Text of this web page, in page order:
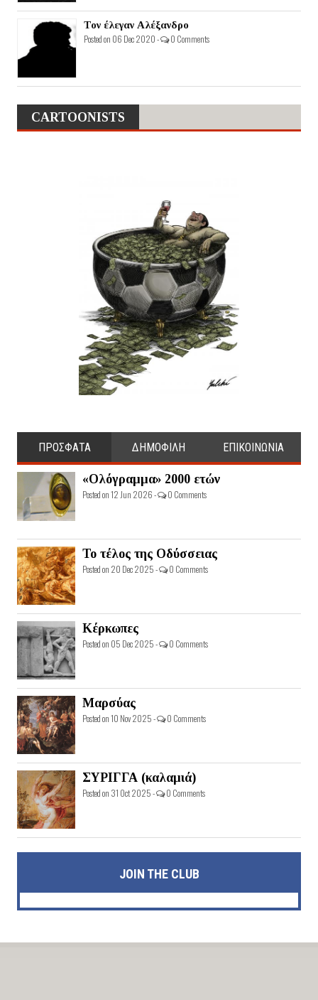
Τον έλεγαν Αλέξανδρο
Posted on 06 Dec 2020 - 0 Comments
CARTOONISTS
ΠΡΟΣΦΑΤΑ ΔΗΜΟΦΙΛΗ ΕΠΙΚΟΙΝΩΝΙΑ
«Ολόγραμμα» 2000 ετών
Posted on 12 Jun 2026 - 0 Comments
Το τέλος της Οδύσσειας
Posted on 20 Dec 2025 - 0 Comments
Κέρκωπες
Posted on 05 Dec 2025 - 0 Comments
Μαρσύας
Posted on 10 Nov 2025 - 0 Comments
ΣΥΡΙΓΓΑ (καλαμιά)
Posted on 31 Oct 2025 - 0 Comments
JOIN THE CLUB